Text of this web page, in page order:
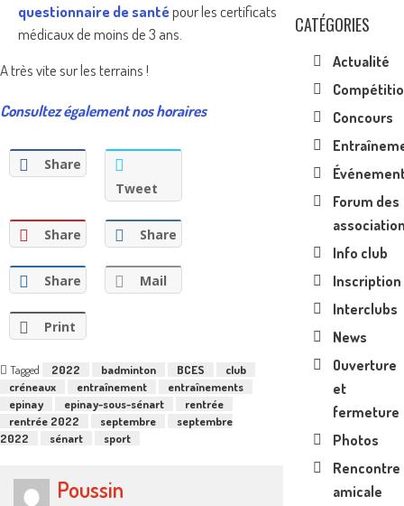
questionnaire de santépour les certificats
médicaux de moins de 3 ans.
A très vite sur les terrains !
Consultez également nos horaires
Share
Tweet
Share Share
Share Mail
Print
Tagged 2022 badminton BCES
club
créneaux
entraînement
entraînements
epinay
epinay-sous-sénart
rentrée
rentrée 2022
septembre
septembre
2022
sénart sport
Poussin
CATÉGORIES
Actualité
Concours
Forum des
Info club
Inscription
Interclubs
News
Ouverture
et
fermeture
Photos
Rencontre
amicale